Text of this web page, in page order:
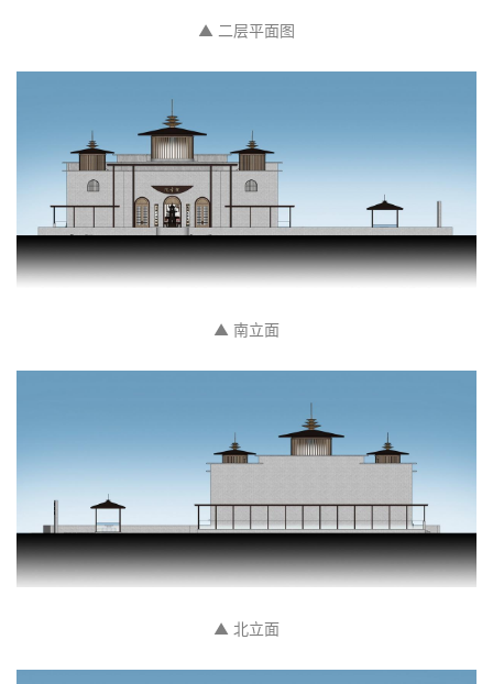
▲ 二层平面图
▲ 南立面
▲ 北立面